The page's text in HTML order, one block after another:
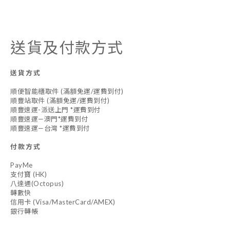
送貨及付款方式
送貨方式
順便智能櫃取件 (滿額免運/運費到付)
順豐站取件 (滿額免運/運費到付)
順豐速運-派送上門 *運費到付
順豐速運—澳門*運費到付
順豐速運—台灣 *運費到付
付款方式
PayMe
支付寶 (HK)
八達通(Octopus)
轉數快
信用卡 (Visa/MasterCard/AMEX)
銀行轉帳